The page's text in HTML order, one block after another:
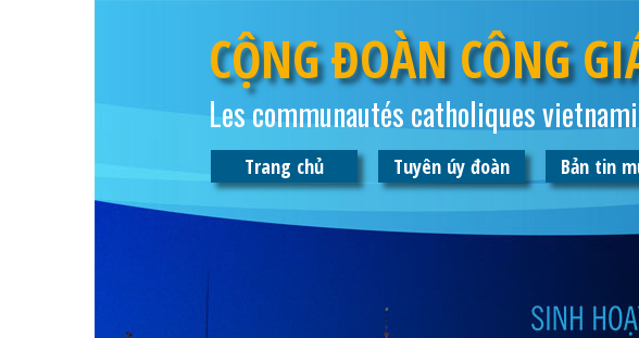
CỘNG ĐOÀN CÔNG
Les communautés catholiques
Trang chủ Tuyên úy đoàn Bản tin